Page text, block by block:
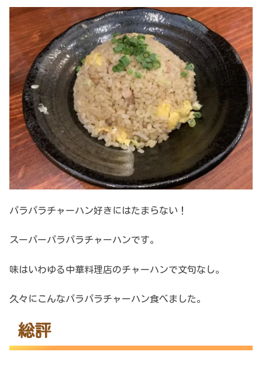
パラパラチャーハン好きにはたまらない！
スーパーパラパラチャーハンです。
味はいわゆる中華料理店のチャーハンで文句なし。
久々にこんなパラパラチャーハン食べました。
総評